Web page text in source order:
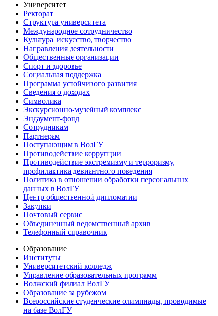
Университет
Ректорат
Структура университета
Международное сотрудничество
Культура, искусство, творчество
Направления деятельности
Общественные организации
Спорт и здоровье
Социальная поддержка
Программа устойчивого развития
Сведения о доходах
Символика
Экскурсионно-музейный комплекс
Эндаумент-фонд
Сотрудникам
Партнерам
Поступающим в ВолГУ
Противодействие коррупции
Противодействие экстремизму и терроризму,
профилактика девиантного поведения
Политика в отношении обработки персональных
данных в ВолГУ
Центр общественной дипломатии
Закупки
Почтовый сервис
Объединенный ведомственный архив
Телефонный справочник
Образование
Институты
Университетский колледж
Управление образовательных программ
Волжский филиал ВолГУ
Образование за рубежом
Всероссийские студенческие олимпиады, проводимые
на базе ВолГУ